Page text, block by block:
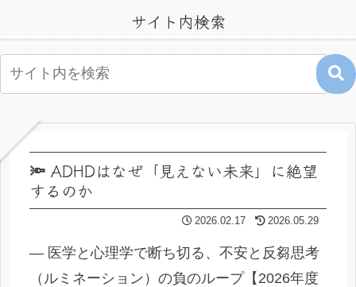
サイト内検索
🔦 ADHDはなぜ「見えない未来」に絶望
するのか
2026.02.17 2026.05.29
― 医学と心理学で断ち切る、不安と反芻思考
（ルミネーション）の負のループ【2026年度